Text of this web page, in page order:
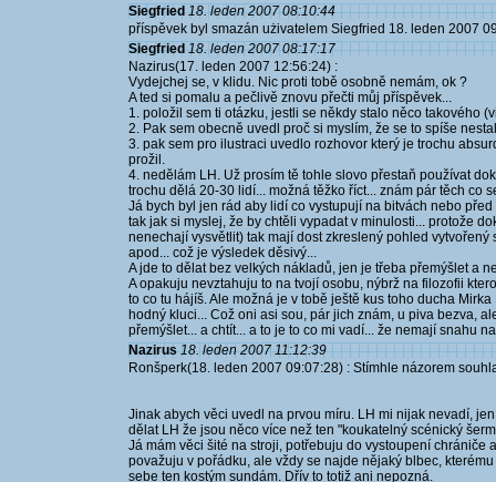
Siegfried 18. leden 2007 08:10:44
příspěvek byl smazán użivatelem Siegfried 18. leden 2007
Siegfried 18. leden 2007 08:17:17
Nazirus(17. leden 2007 12:56:24) :
Vydejchej se, v klidu. Nic proti tobě osobně nemám, ok ?
A ted si pomalu a pečlivě znovu přečti můj příspěvek...
1. položil sem ti otázku, jestli se někdy stalo něco takového
2. Pak sem obecně uvedl proč si myslím, že se to spíše
3. pak sem pro ilustraci uvedlo rozhovor který je trochu
prožil.
4. nedělám LH. Už prosím tě tohle slovo přestaň používat
trochu dělá 20-30 lidí... možná těžko říct... znám pár těch co
Já bych byl jen rád aby lidí co vystupují na bitvách nebo
tak jak si myslej, že by chtěli vypadat v minulosti... protože
nenechají vysvětlit) tak mají dost zkreslený pohled
apod... což je výsledek děsivý...
A jde to dělat bez velkých nákladů, jen je třeba přemýšlet a
A opakuju nevztahuju to na tvojí osobu, nýbrž na filozofii
to co tu hájíš. Ale možná je v tobě ještě kus toho ducha
hodný kluci... Což oni asi sou, pár jich znám, u piva bezva,
přemýšlet... a chtít... a to je to co mi vadí... že nemají snahu
Nazirus 18. leden 2007 11:12:39
Ronšperk(18. leden 2007 09:07:28) : Stímhle názorem
Jinak abych věci uvedl na prvou míru. LH mi nijak nevadí,
dělat LH že jsou něco více než ten "koukatelný scénický
Já mám věci šité na stroji, potřebuju do vystoupení chrániče
považuju v pořádku, ale vždy se najde nějaký blbec,
sebe ten kostým sundám. Dřív to totiž ani nepozná.